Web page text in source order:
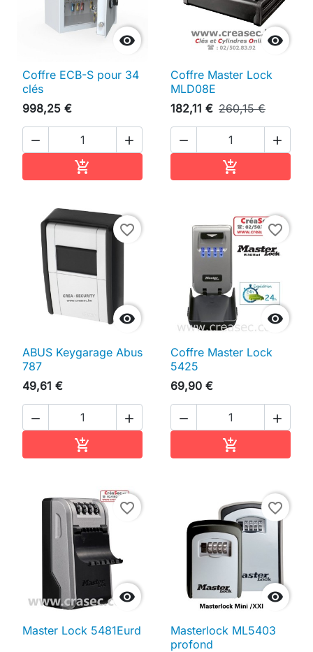

Coffre ECB-S pour 34
clés
998,25 €
 


Coffre Master Lock
MLD08E
182,11 € 260,15 €
 


favorite_border
ABUS Keygarage Abus
787
49,61 €
 


favorite_border
Coffre Master Lock
5425
69,90 €
 


favorite_border
Master Lock 5481Eurd

favorite_border
Masterlock ML5403
profond